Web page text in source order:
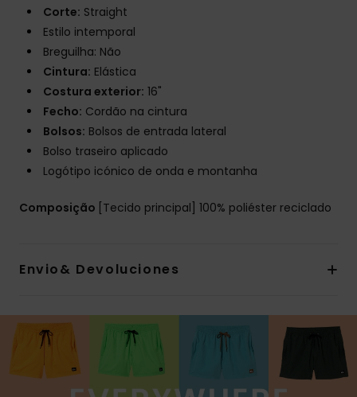
Corte: Straight
Estilo intemporal
Breguilha: Não
Cintura: Elástica
Costura exterior: 16"
Fecho: Cordão na cintura
Bolsos: Bolsos de entrada lateral
Bolso traseiro aplicado
Logótipo icónico de onda e montanha
Composição [Tecido principal] 100% poliéster reciclado
Envio& Devoluciones